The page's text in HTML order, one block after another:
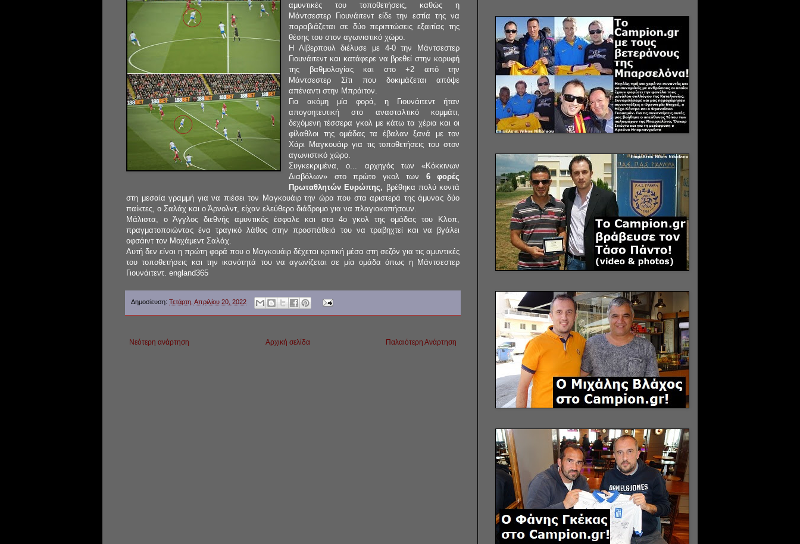
αμυντικές του τοποθετήσεις, καθώς η
Μάντσεστερ Γιουνάιτεντ είδε την εστία της να
παραβιάζεται σε δύο περιπτώσεις εξαιτίας της
θέσης του στον αγωνιστικό χώρο.
Η Λίβερπουλ διέλυσε με 4-0 την Μάντσεστερ
Γιουνάιτεντ και κατάφερε να βρεθεί στην κορυφή
της βαθμολογίας και στο +2 από την
Μάντσεστερ Σίτι που δοκιμάζεται απόψε
απέναντι στην Μπράιτον.
Για ακόμη μία φορά, η Γιουνάιτεντ ήταν
απογοητευτική στο ανασταλτικό κομμάτι,
δεχόμενη τέσσερα γκολ με κάτω τα χέρια και οι
φίλαθλοι της ομάδας τα έβαλαν ξανά με τον
Χάρι Μαγκουάιρ για τις τοποθετήσεις του στον
αγωνιστικό χώρο.
Συγκεκριμένα, ο... αρχηγός των «Κόκκινων
Διαβόλων» στο πρώτο γκολ των 6 φορές
Πρωταθλητών Ευρώπης, βρέθηκα πολύ κοντά
στη μεσαία γραμμή για να πιέσει τον Μαγκουάιρ την ώρα που στα αριστερά της άμυνας δύο
παίκτες, ο Σαλάχ και ο Άρνολντ, είχαν ελεύθερο διάδρομο για να πλαγιοκοπήσουν.
Μάλιστα, ο Άγγλος διεθνής αμυντικός έσφαλε και στο 4ο γκολ της ομάδας του Κλοπ,
πραγματοποιώντας ένα τραγικό λάθος στην προσπάθειά του να τραβηχτεί και να βγάλει
οφσάιντ τον Μοχάμεντ Σαλάχ.
Αυτή δεν είναι η πρώτη φορά που ο Μαγκουάιρ δέχεται κριτική μέσα στη σεζόν για τις αμυντικές
του τοποθετήσεις και την ικανότητά του να αγωνίζεται σε μία ομάδα όπως η Μάντσεστερ
Γιουνάιτεντ. england365
Δημοσίευση: Τετάρτη, Απριλίου 20, 2022
Νεότερη ανάρτηση Παλαιότερη Ανάρτηση
Αρχική σελίδα